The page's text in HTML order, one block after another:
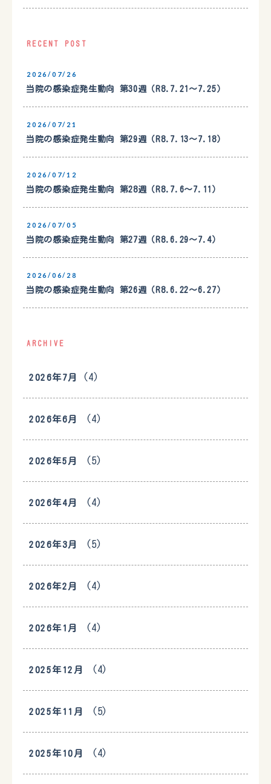
RECENT POST
2026/07/26
当院の感染症発生動向 第30週（R8.7.21〜7.25）
2026/07/21
当院の感染症発生動向 第29週（R8.7.13〜7.18）
2026/07/12
当院の感染症発生動向 第28週（R8.7.6〜7.11）
2026/07/05
当院の感染症発生動向 第27週（R8.6.29〜7.4）
2026/06/28
当院の感染症発生動向 第26週（R8.6.22〜6.27）
ARCHIVE
2026年7月 (4)
2026年6月 (4)
2026年5月 (5)
2026年4月 (4)
2026年3月 (5)
2026年2月 (4)
2026年1月 (4)
2025年12月 (4)
2025年11月 (5)
2025年10月 (4)